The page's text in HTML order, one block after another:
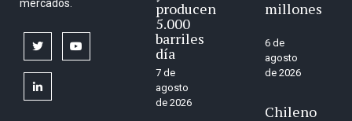
mercados.
twitter
linkedin
producen
5.000
barriles
día
7 de
agosto
de 2026
millones
6 de
agosto
de 2026
Chileno